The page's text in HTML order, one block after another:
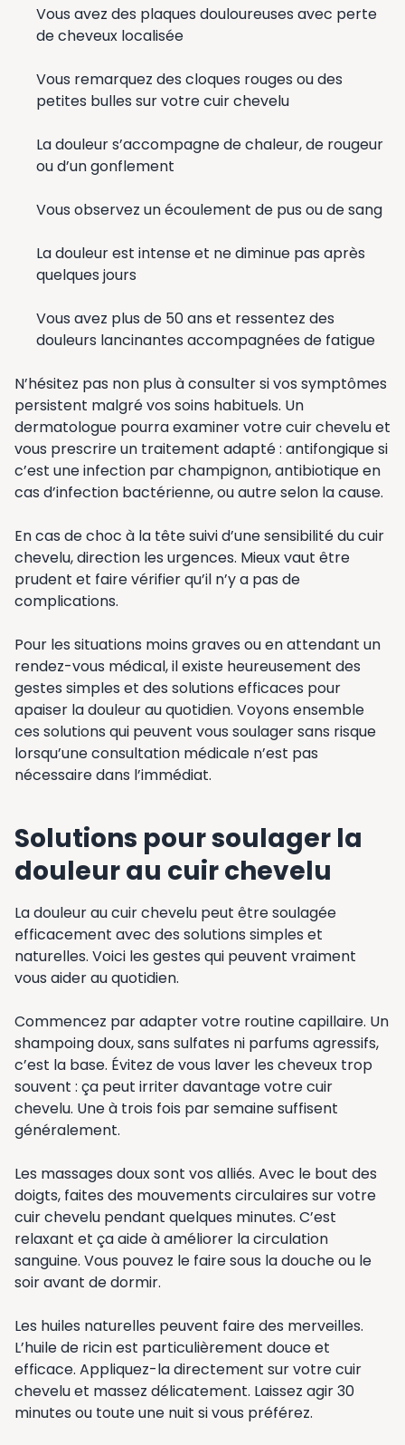
Vous avez des plaques douloureuses avec perte
de cheveux localisée
Vous remarquez des cloques rouges ou des
petites bulles sur votre cuir chevelu
La douleur s’accompagne de chaleur, de rougeur
ou d’un gonflement
Vous observez un écoulement de pus ou de sang
La douleur est intense et ne diminue pas après
quelques jours
Vous avez plus de 50 ans et ressentez des
douleurs lancinantes accompagnées de fatigue
N’hésitez pas non plus à consulter si vos symptômes
persistent malgré vos soins habituels. Un
dermatologue pourra examiner votre cuir chevelu et
vous prescrire un traitement adapté : antifongique si
c’est une infection par champignon, antibiotique en
cas d’infection bactérienne, ou autre selon la cause.
En cas de choc à la tête suivi d’une sensibilité du cuir
chevelu, direction les urgences. Mieux vaut être
prudent et faire vérifier qu’il n’y a pas de
complications.
Pour les situations moins graves ou en attendant un
rendez-vous médical, il existe heureusement des
gestes simples et des solutions efficaces pour
apaiser la douleur au quotidien. Voyons ensemble
ces solutions qui peuvent vous soulager sans risque
lorsqu’une consultation médicale n’est pas
nécessaire dans l’immédiat.
Solutions pour soulager la
douleur au cuir chevelu
La douleur au cuir chevelu peut être soulagée
efficacement avec des solutions simples et
naturelles. Voici les gestes qui peuvent vraiment
vous aider au quotidien.
Commencez par adapter votre routine capillaire. Un
shampoing doux, sans sulfates ni parfums agressifs,
c’est la base. Évitez de vous laver les cheveux trop
souvent : ça peut irriter davantage votre cuir
chevelu. Une à trois fois par semaine suffisent
généralement.
Les massages doux sont vos alliés. Avec le bout des
doigts, faites des mouvements circulaires sur votre
cuir chevelu pendant quelques minutes. C’est
relaxant et ça aide à améliorer la circulation
sanguine. Vous pouvez le faire sous la douche ou le
soir avant de dormir.
Les huiles naturelles peuvent faire des merveilles.
L’huile de ricin est particulièrement douce et
efficace. Appliquez-la directement sur votre cuir
chevelu et massez délicatement. Laissez agir 30
minutes ou toute une nuit si vous préférez.